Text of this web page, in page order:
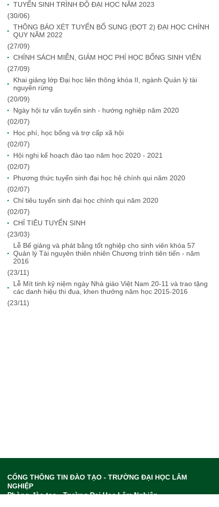
TUYỂN SINH TRÌNH ĐỘ ĐẠI HỌC NĂM 2023
(30/06)
THÔNG BÁO XÉT TUYỂN BỔ SUNG (ĐỢT 2) ĐẠI HỌC CHÍNH
QUY NĂM 2022
(27/09)
CHÍNH SÁCH MIỄN, GIẢM HỌC PHÍ HỌC BỔNG SINH VIÊN
(27/09)
Khai giảng lớp Đại học liên thông khóa II, ngành Quản lý tài
nguyên rừng
(20/09)
Ngày hội tư vấn tuyển sinh - hướng nghiệp năm 2020
(02/07)
Học phí, học bổng và trợ cấp xã hội
(02/07)
Hội nghị kế hoạch đào tạo năm học 2020 - 2021
(02/07)
Phương thức tuyển sinh đại học hệ chính qui năm 2020
(02/07)
Chỉ tiêu tuyển sinh đại học chính qui năm 2020
(02/07)
CHỈ TIÊU TUYỂN SINH
(23/03)
Lễ Bế giảng và phát bằng tốt nghiệp cho sinh viên khóa 57
Quản lý Tài nguyên thiên nhiên Chương trình tiên tiến - năm
2016
(23/11)
Lễ Mít tinh kỷ niệm ngày Nhà giáo Việt Nam 20-11 và trao tặng
các danh hiệu thi đua, khen thưởng năm học 2015-2016
(23/11)
CỔNG THÔNG TIN ĐÀO TẠO - TRƯỜNG ĐẠI HỌC LÂM
NGHIỆP
Phòng đào tạo - Trường Đại Học Lâm Nghiệp